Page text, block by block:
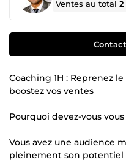
Ventes au total2
Coaching 1H : Reprenez
boostez vos ventes
Pourquoi devez-vous
Vous avez une audience
pleinement son potentiel